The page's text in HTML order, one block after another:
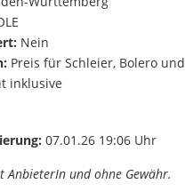
Nein
Preis für Schleier, Bolero und
inklusive
07.01.26 19:06 Uhr
AnbieterIn und ohne Gewähr.